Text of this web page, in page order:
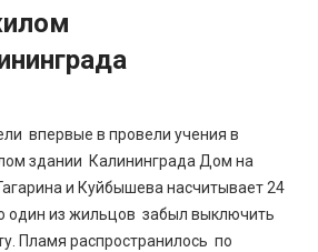
впервые в провели учения в
здании Калининграда Дом на
и Куйбышева насчитывает 24
один из жильцов забыл выключить
Пламя распространилось по